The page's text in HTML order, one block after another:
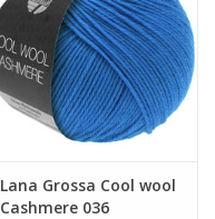
Lana Grossa Cool wool
Cashmere 036